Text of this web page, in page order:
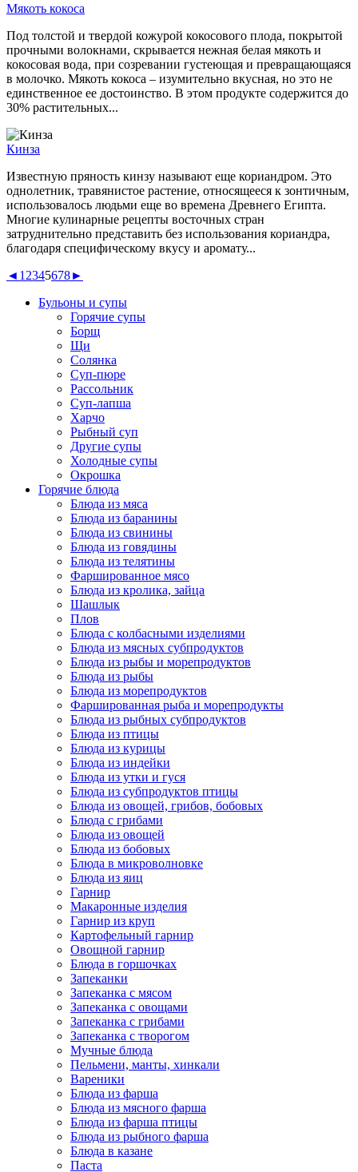
Мякоть кокоса
Под толстой и твердой кожурой кокосового плода, покрытой
прочными волокнами, скрывается нежная белая мякоть и
кокосовая вода, при созревании густеющая и превращающаяся
в молочко. Мякоть кокоса – изумительно вкусная, но это не
единственное ее достоинство. В этом продукте содержится до
30% растительных...
Кинза
Известную пряность кинзу называют еще кориандром. Это
однолетник, травянистое растение, относящееся к зонтичным,
использовалось людьми еще во времена Древнего Египта.
Многие кулинарные рецепты восточных стран
затруднительно представить без использования кориандра,
благодаря специфическому вкусу и аромату...
◄ 1 2345678►
Бульоны и супы
Горячие супы
Борщ
Щи
Солянка
Суп-пюре
Рассольник
Суп-лапша
Харчо
Рыбный суп
Другие супы
Холодные супы
Окрошка
Горячие блюда
Блюда из мяса
Блюда из баранины
Блюда из свинины
Блюда из говядины
Блюда из телятины
Фаршированное мясо
Блюда из кролика, зайца
Шашлык
Плов
Блюда с колбасными изделиями
Блюда из мясных субпродуктов
Блюда из рыбы и морепродуктов
Блюда из рыбы
Блюда из морепродуктов
Фаршированная рыба и морепродукты
Блюда из рыбных субпродуктов
Блюда из птицы
Блюда из курицы
Блюда из индейки
Блюда из утки и гуся
Блюда из субпродуктов птицы
Блюда из овощей, грибов, бобовых
Блюда с грибами
Блюда из овощей
Блюда из бобовых
Блюда в микроволновке
Блюда из яиц
Гарнир
Макаронные изделия
Гарнир из круп
Картофельный гарнир
Овощной гарнир
Блюда в горшочках
Запеканки
Запеканка с мясом
Запеканка с овощами
Запеканка с грибами
Запеканка с творогом
Мучные блюда
Пельмени, манты, хинкали
Вареники
Блюда из фарша
Блюда из мясного фарша
Блюда из фарша птицы
Блюда из рыбного фарша
Блюда в казане
Паста